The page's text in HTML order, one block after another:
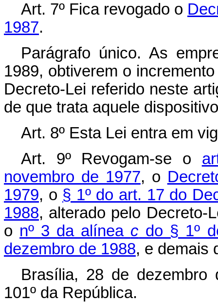
Art. 7º Fica revogado o
1987.
Parágrafo único. As
1989, obtiverem o
Decreto-Lei referido neste
de que trata aquele
Art. 8º Esta Lei entra em
Art. 9º Revogam-se o
novembro de 1977, o
1979, o § 1º do art. 17 do
1988, alterado pelo Decreto-
o nº 3 da alínea c do § 1º
dezembro de 1988, e demais
Brasília, 28 de dezembro
101º da República.